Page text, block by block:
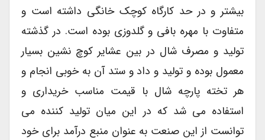
بیشتر و در حد کارگاه کوچک خانگی داشته است و
متفاوت با مهره بافی و گلدوزی بوده است. در گذشته
تولید و مصرف شال در بین عشایر کوچ نشین بسیار
معمول بوده و تولید و داد و ستد آن به خوبی انجام و
هر تخته پارچه شال با قیمت مناسب خریداری و
استفاده می شد که در این میان تولید کننده می
توانست از این صنعت به عنوان منبع درآمد برای خود